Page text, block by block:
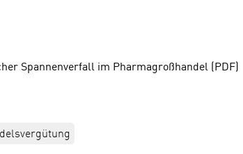
Spannenverfall im Pharmagroßhandel (PDF)